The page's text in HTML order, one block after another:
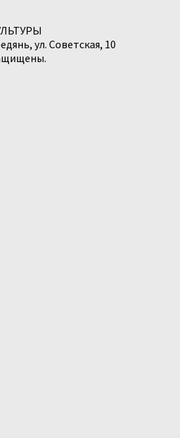
ул. Советская, 10